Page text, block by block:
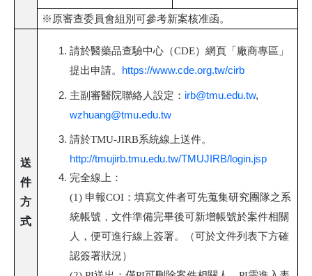
※原審查委員會組別可參考新案核准函。
送
件
方
式
請於醫藥品查驗中心（CDE）網頁「廠商專區」
提出申請。 https://www.cde.org.tw/cirb
主副審醫院聯絡人設定： irb@tmu.edu.tw,
wzhuang@tmu.edu.tw
請於TMU-JIRB系統線上送件。
http://tmujirb.tmu.edu.tw/TMUJIRB/login.jsp
完全線上：
(1) 申報COI：填寫文件者可先蒐集研究團隊之系
統帳號，文件準備完畢後可新增帳號於案件相關
人，便可進行線上簽署。（可於文件列表下方確
認簽署狀況）